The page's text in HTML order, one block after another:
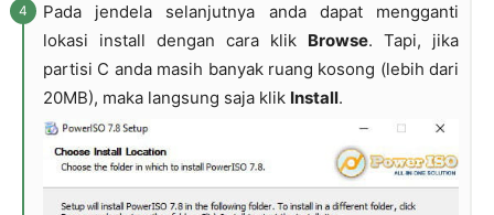
Pada jendela selanjutnya anda dapat mengganti
lokasi install dengan cara klik Browse. Tapi, jika
partisi C anda masih banyak ruang kosong (lebih dari
20MB), maka langsung saja klik Install.